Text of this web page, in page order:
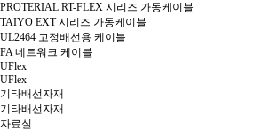
PROTERIAL RT-FLEX 시리즈 가동케이블
TAIYO EXT 시리즈 가동케이블
UL2464 고정배선용 케이블
FA 네트워크 케이블
UFlex
UFlex
기타배선자재
기타배선자재
자료실